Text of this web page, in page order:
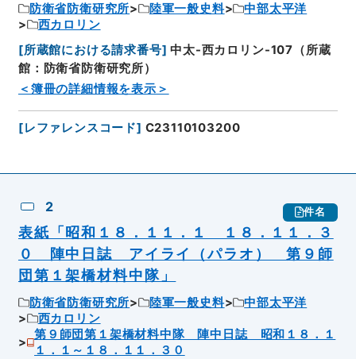
防衛省防衛研究所 陸軍一般史料
中部太平洋
西カロリン
[所蔵館における請求番号] 中太-西カロリン-107（所蔵
館：防衛省防衛研究所）
＜簿冊の詳細情報を表示＞
[レファレンスコード] C23110103200
2 件名
表紙「昭和１８．１１．１ １８．１１．３
０ 陣中日誌 アイライ（パラオ） 第９師
団第１架橋材料中隊」
防衛省防衛研究所 陸軍一般史料
中部太平洋
西カロリン
第９師団第１架橋材料中隊 陣中日誌 昭和１８．１
１．１～１８．１１．３０